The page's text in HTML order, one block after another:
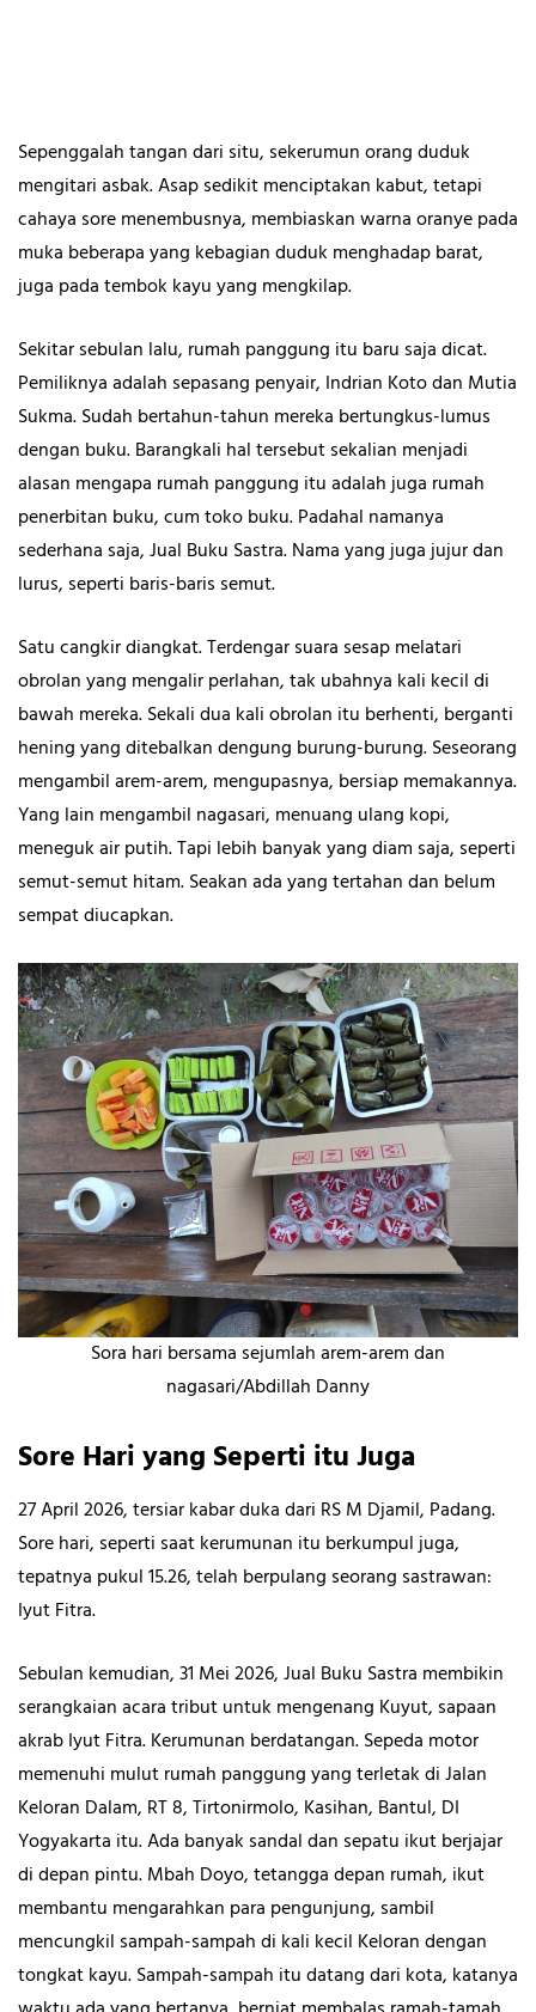
Sepenggalah tangan dari situ, sekerumun orang duduk
mengitari asbak. Asap sedikit menciptakan kabut, tetapi
cahaya sore menembusnya, membiaskan warna oranye pada
muka beberapa yang kebagian duduk menghadap barat,
juga pada tembok kayu yang mengkilap.
Sekitar sebulan lalu, rumah panggung itu baru saja dicat.
Pemiliknya adalah sepasang penyair, Indrian Koto dan Mutia
Sukma. Sudah bertahun-tahun mereka bertungkus-lumus
dengan buku. Barangkali hal tersebut sekalian menjadi
alasan mengapa rumah panggung itu adalah juga rumah
penerbitan buku, cum toko buku. Padahal namanya
sederhana saja, Jual Buku Sastra. Nama yang juga jujur dan
lurus, seperti baris-baris semut.
Satu cangkir diangkat. Terdengar suara sesap melatari
obrolan yang mengalir perlahan, tak ubahnya kali kecil di
bawah mereka. Sekali dua kali obrolan itu berhenti, berganti
hening yang ditebalkan dengung burung-burung. Seseorang
mengambil arem-arem, mengupasnya, bersiap memakannya.
Yang lain mengambil nagasari, menuang ulang kopi,
meneguk air putih. Tapi lebih banyak yang diam saja, seperti
semut-semut hitam. Seakan ada yang tertahan dan belum
sempat diucapkan.
Sora hari bersama sejumlah arem-arem dan
nagasari/Abdillah Danny
Sore Hari yang Seperti itu Juga
27 April 2026, tersiar kabar duka dari RS M Djamil, Padang.
Sore hari, seperti saat kerumunan itu berkumpul juga,
tepatnya pukul 15.26, telah berpulang seorang sastrawan:
Iyut Fitra.
Sebulan kemudian, 31 Mei 2026, Jual Buku Sastra membikin
serangkaian acara tribut untuk mengenang Kuyut, sapaan
akrab Iyut Fitra. Kerumunan berdatangan. Sepeda motor
memenuhi mulut rumah panggung yang terletak di Jalan
Keloran Dalam, RT 8, Tirtonirmolo, Kasihan, Bantul, DI
Yogyakarta itu. Ada banyak sandal dan sepatu ikut berjajar
di depan pintu. Mbah Doyo, tetangga depan rumah, ikut
membantu mengarahkan para pengunjung, sambil
mencungkil sampah-sampah di kali kecil Keloran dengan
tongkat kayu. Sampah-sampah itu datang dari kota, katanya